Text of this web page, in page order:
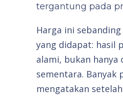
tergantung pada
Harga ini
yang didapat: hasil
alami, bukan hanya
sementara. Banyak
mengatakan setelah